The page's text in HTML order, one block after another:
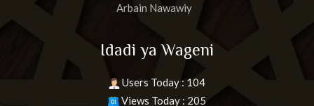
Arbain Nawawiy
Idadi ya Wageni
Users Today : 104
Views Today : 205